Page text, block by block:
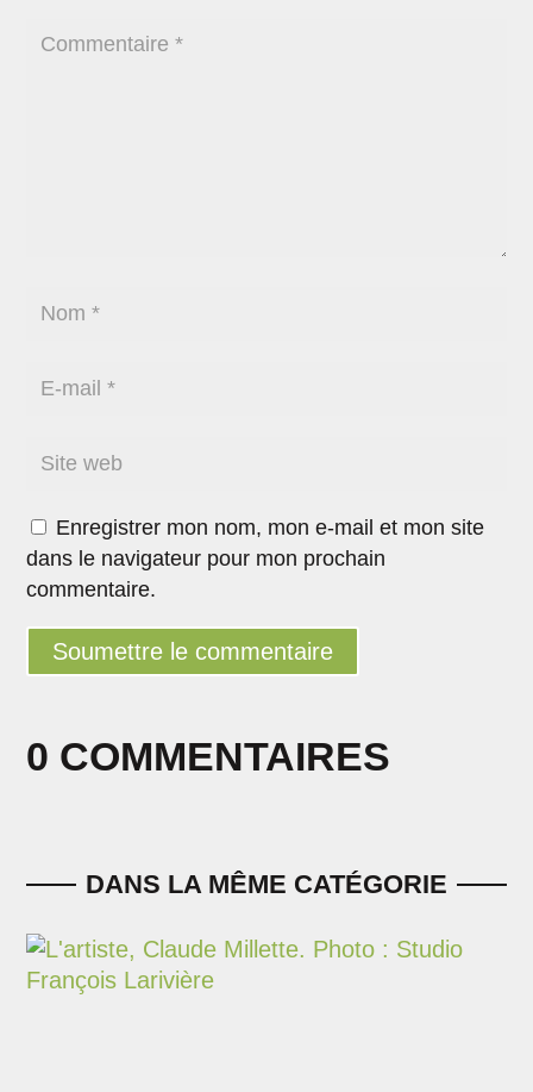
0 COMMENTAIRES
Enregistrer mon nom, mon e-mail et mon site
dans le navigateur pour mon prochain
commentaire.
Soumettre le commentaire
DANS LA MÊME CATÉGORIE